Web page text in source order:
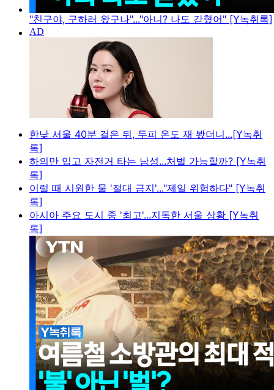
"친구야, 구하러 왔구나"..."아니? 나도 갇혔어" [Y녹취록]
한낮 서울 40분 걸은 뒤, 두피 온도 재 봤더니...[Y녹취
록]
하의만 입고 자전거 타는 남성...처벌 가능할까? [Y녹취
록]
이럴 때 시원한 물 '절대 금지'..."제일 위험하다" [Y녹취
록]
아시아 주요 도시 중 '최고'...지독한 서울 상황 [Y녹취
록]